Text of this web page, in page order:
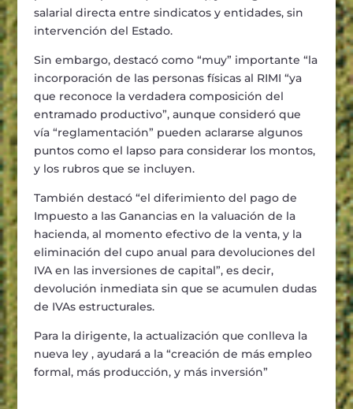
salarial directa entre sindicatos y entidades, sin
intervención del Estado.
Sin embargo, destacó como “muy” importante “la
incorporación de las personas físicas al RIMI “ya
que reconoce la verdadera composición del
entramado productivo”, aunque consideró que
vía “reglamentación” pueden aclararse algunos
puntos como el lapso para considerar los montos,
y los rubros que se incluyen.
También destacó “el diferimiento del pago de
Impuesto a las Ganancias en la valuación de la
hacienda, al momento efectivo de la venta, y la
eliminación del cupo anual para devoluciones del
IVA en las inversiones de capital”, es decir,
devolución inmediata sin que se acumulen dudas
de IVAs estructurales.
Para la dirigente, la actualización que conlleva la
nueva ley , ayudará a la “creación de más empleo
formal, más producción, y más inversión”